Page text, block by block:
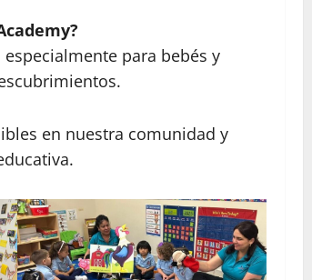
para bebés y
en nuestra comunidad y